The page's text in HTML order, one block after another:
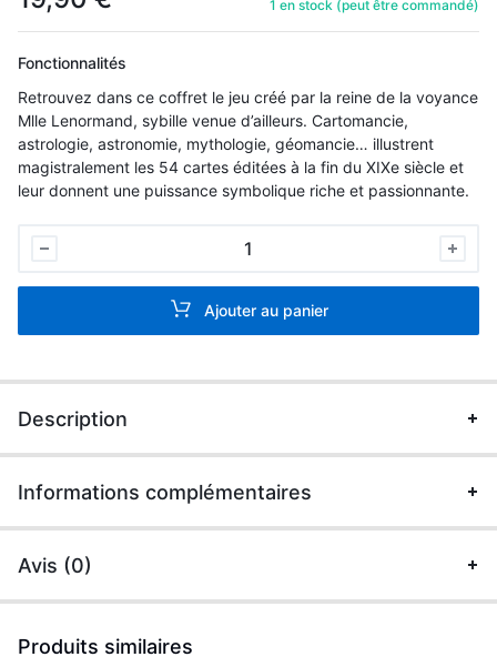
1 en stock (peut être commandé)
Fonctionnalités
Retrouvez dans ce coffret le jeu créé par la reine de la voyance
Mlle Lenormand, sybille venue d’ailleurs. Cartomancie,
astrologie, astronomie, mythologie, géomancie… illustrent
magistralement les 54 cartes éditées à la fin du XIXe siècle et
leur donnent une puissance symbolique riche et passionnante.
Jeu
Lenormand
Les
54
cartes
1
notice
Coffret
Ajouter au panier
Description
Informations complémentaires
Avis (0)
Produits similaires